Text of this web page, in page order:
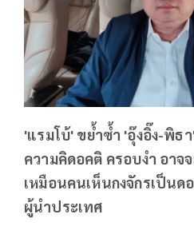
'แรมโบ้' ขย้ำซ้ำ 'อุ๊งอิ๊ง-พิ
ความคิดอคติ ครอบงำ อาจ
เหมือนคนเห็นกงจักรเป็นด
ผู้นำประเทศ